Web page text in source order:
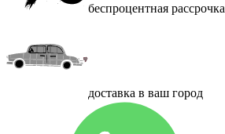
беспроцентная рассрочка
доставка в ваш город